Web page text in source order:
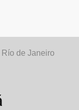
Río de Janeiro